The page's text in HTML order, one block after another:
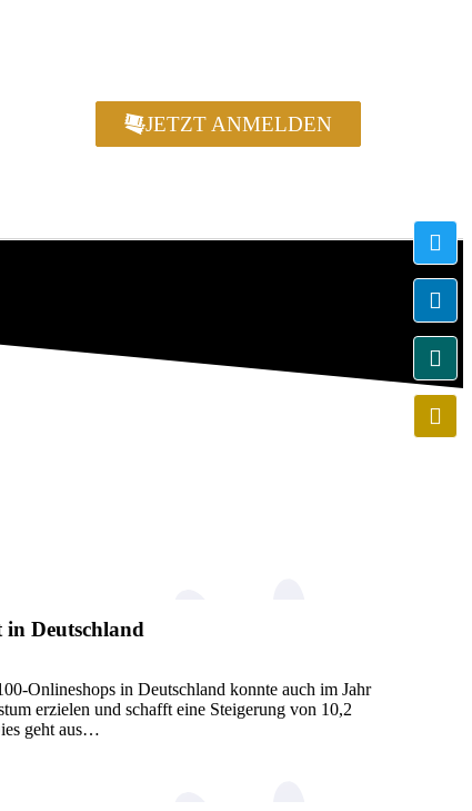
JETZT ANMELDEN
Deutschland
Onlineshops in Deutschland konnte auch im Jahr
erzielen und schafft eine Steigerung von 10,2
geht aus…